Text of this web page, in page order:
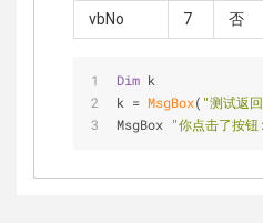
vbNo
7 否
Dim k
k = MsgBox( "测试返
MsgBox "你点击了按